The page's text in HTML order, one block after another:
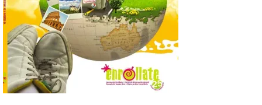
todos los públicos. La
Bañeza inauguró en la tarde de este
martes 4 de agosto una nueva edición de
su tradicional Mercado Medieval, que
hasta el próximo 6 […]
Un viaje a la Antigüedad:
el Museo del Prado